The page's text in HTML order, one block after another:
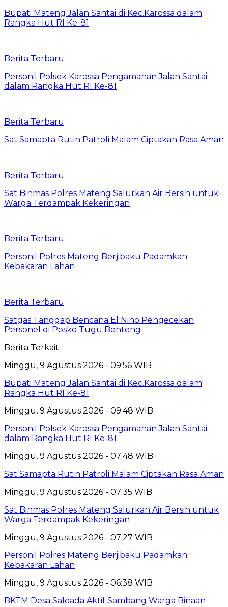
Bupati Mateng Jalan Santai di Kec.Karossa dalam
Rangka Hut RI Ke-81
Berita Terbaru
Personil Polsek Karossa Pengamanan Jalan Santai
dalam Rangka Hut RI Ke-81
Berita Terbaru
Sat Samapta Rutin Patroli Malam Ciptakan Rasa Aman
Berita Terbaru
Sat Binmas Polres Mateng Salurkan Air Bersih untuk
Warga Terdampak Kekeringan
Berita Terbaru
Personil Polres Mateng Berjibaku Padamkan
Kebakaran Lahan
Berita Terbaru
Satgas Tanggap Bencana El Nino Pengecekan
Personel di Posko Tugu Benteng
Berita Terkait
Minggu, 9 Agustus 2026 - 09:56 WIB
Bupati Mateng Jalan Santai di Kec.Karossa dalam
Rangka Hut RI Ke-81
Minggu, 9 Agustus 2026 - 09:48 WIB
Personil Polsek Karossa Pengamanan Jalan Santai
dalam Rangka Hut RI Ke-81
Minggu, 9 Agustus 2026 - 07:48 WIB
Sat Samapta Rutin Patroli Malam Ciptakan Rasa Aman
Minggu, 9 Agustus 2026 - 07:35 WIB
Sat Binmas Polres Mateng Salurkan Air Bersih untuk
Warga Terdampak Kekeringan
Minggu, 9 Agustus 2026 - 07:27 WIB
Personil Polres Mateng Berjibaku Padamkan
Kebakaran Lahan
Minggu, 9 Agustus 2026 - 06:38 WIB
BKTM Desa Saloada Aktif Sambang Warga Binaan